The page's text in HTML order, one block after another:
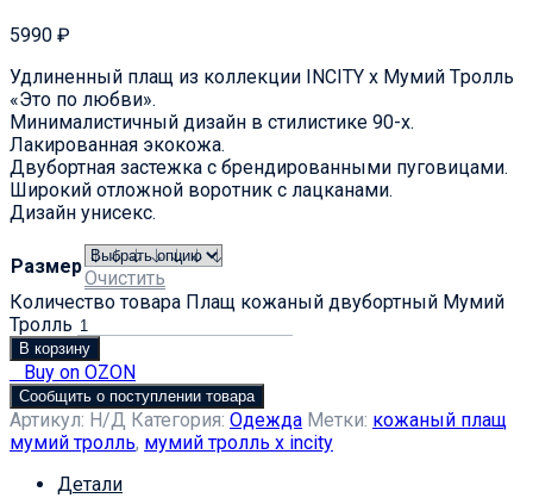
5990 ₽
Удлиненный плащ из коллекции INCITY х Мумий Tролль
«Это по любви».
Минималистичный дизайн в стилистике 90-х.
Лакированная экокожа.
Двубортная застежка с брендированными пуговицами.
Широкий отложной воротник с лацканами.
Дизайн унисекс.
Размер
Очистить
Количество товара Плащ кожаный двубортный Мумий
Тролль
В корзину
Buy on OZON
Сообщить о поступлении товара
Артикул: Н/Д Категория: Одежда Метки: кожаный плащ
мумий тролль, мумий тролль х incity
Детали